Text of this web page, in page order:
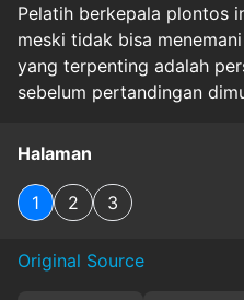
Pelatih berkepala plontos
meski tidak bisa
yang terpenting adalah
sebelum pertandingan
Halaman
1 2 3
Original Source